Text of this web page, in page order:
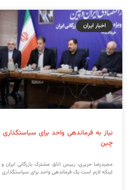
اخبار ایران
نیاز به فرماندهی واحد برای
چین
مجیدرضا حریری، رییس اتاق مشترک بازرگانی ایران
اینکه لازم است یک فرماندهی واحد برای سیاستگذاری